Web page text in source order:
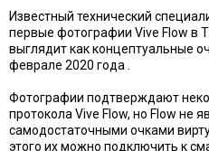
Известный технический
первые фотографии Vive Flow в
выглядит как концептуальные
феврале 2020 года .
Фотографии подтверждают
протокола Vive Flow, но Flow не
самодостаточными очками
этого их можно подключить к